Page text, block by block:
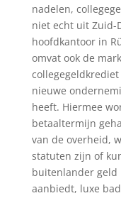
nadelen,
niet echt uit Zuid-
hoofdkantoor in
omvat ook de
nieuwe
heeft. Hiermee
betaaltermijn
van de overheid,
statuten zijn of
buitenlander geld
aanbiedt, luxe